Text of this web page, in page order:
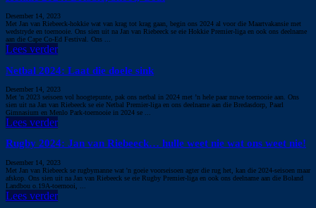
Desember 14, 2023
Met Jan van Riebeeck-hokkie wat van krag tot krag gaan, begin ons 2024 al voor die Maartvakansie met
wedstryde en toernooie. Ons sien uit na Jan van Riebeeck se eie Hokkie Premier-liga en ook ons deelname
aan die Cape Co-Ed Festival. Ons ...
Lees verder
Netbal 2024: Laat die doele sink
Desember 14, 2023
Met 'n 2023 seisoen vol hoogtepunte, pak ons netbal in 2024 met ’n hele paar nuwe toernooie aan. Ons
sien uit na Jan van Riebeeck se eie Netbal Premier-liga en ons deelname aan die Bredasdorp, Paarl
Gimnasium en Menlo Park-toernooie in 2024 se ...
Lees verder
Rugby 2024: Jan van Riebeeck… hulle weet nie wat ons weet nie!
Desember 14, 2023
Met Jan van Riebeeck se rugbymanne wat 'n goeie voorseisoen agter die rug het, kan die 2024-seisoen maar
afskop. Ons sien uit na Jan van Riebeeck se eie Rugby Premier-liga en ook ons deelname aan die Boland
Landbou o.19A-toernooi, ...
Lees verder